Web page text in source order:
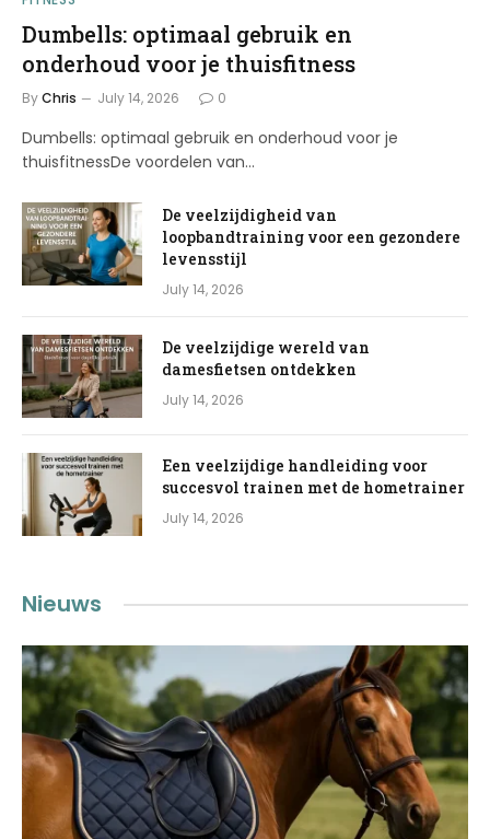
Dumbells: optimaal gebruik en
onderhoud voor je thuisfitness
ByChris July 14, 2026 0
Dumbells: optimaal gebruik en onderhoud voor je
thuisfitnessDe voordelen van…
De veelzijdigheid van
loopbandtraining voor een gezondere
levensstijl
July 14, 2026
De veelzijdige wereld van
damesfietsen ontdekken
July 14, 2026
Een veelzijdige handleiding voor
succesvol trainen met de hometrainer
July 14, 2026
Nieuws